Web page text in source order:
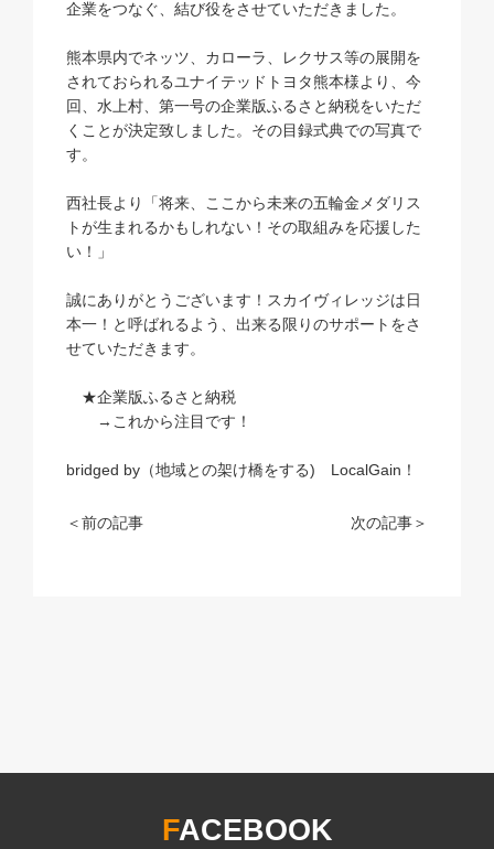
企業をつなぐ、結び役をさせていただきました。
熊本県内でネッツ、カローラ、レクサス等の展開を
されておられるユナイテッドトヨタ熊本様より、今
回、水上村、第一号の企業版ふるさと納税をいただ
くことが決定致しました。その目録式典での写真で
す。
西社長より「将来、ここから未来の五輪金メダリス
トが生まれるかもしれない！その取組みを応援した
い！」
誠にありがとうございます！スカイヴィレッジは日
本一！と呼ばれるよう、出来る限りのサポートをさ
せていただきます。
★企業版ふるさと納税
→これから注目です！
bridged by（地域との架け橋をする) LocalGain！
＜前の記事 次の記事＞
FACEBOOK